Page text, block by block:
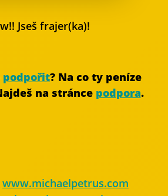
Jseš frajer(ka)!
podpořit? Na co ty peníze
na stránce podpora.
www.michaelpetrus.com